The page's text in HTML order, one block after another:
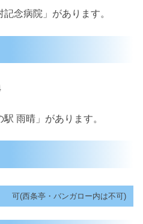
念病院」があります。
雨晴」があります。
可(西条亭・バンガロー内は不可)